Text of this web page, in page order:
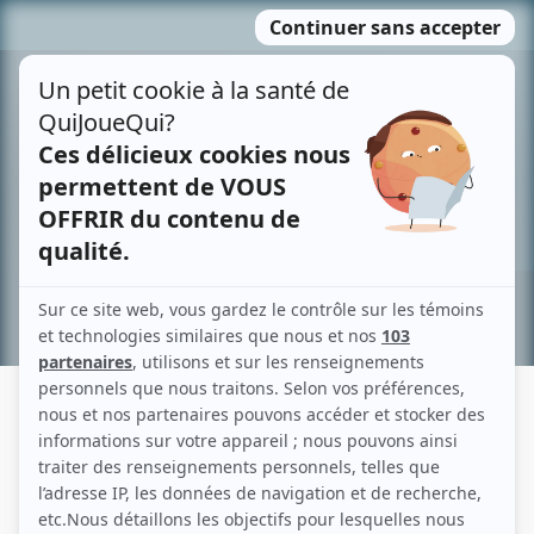
MENU
contenu
Recherche avancée »
MARIE VERDI
Liens
Fiche de Marie Verdi sur Showbizz.net